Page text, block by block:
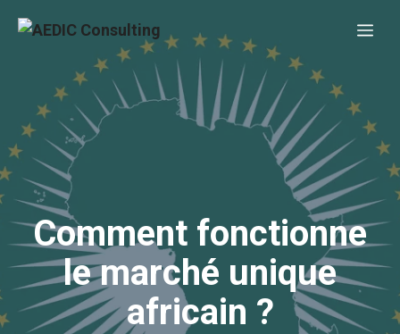
Comment fonctionne
le marché unique
africain ?